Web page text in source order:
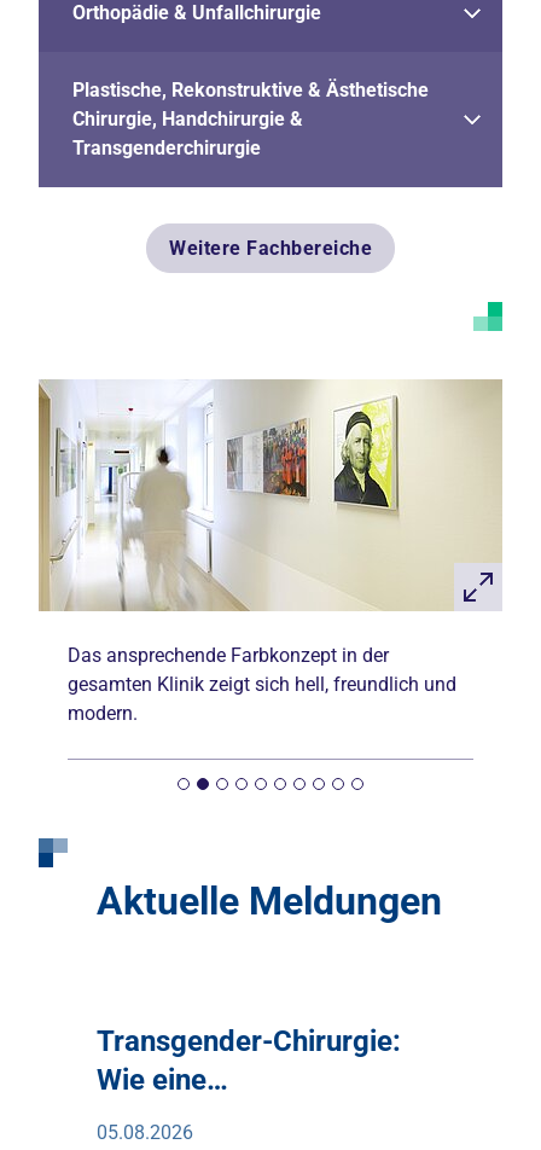
Orthopädie & Unfallchirurgie
Plastische, Rekonstruktive & Ästhetische
Chirurgie, Handchirurgie &
Transgenderchirurgie
Weitere Fachbereiche
Das ansprechende Farbkonzept in der
gesamten Klinik zeigt sich hell, freundlich und
modern.
Aktuelle Meldungen
Transgender-Chirurgie:
Wie eine…
05.08.2026